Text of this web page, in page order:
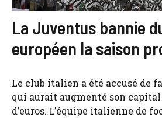
La Juventus bannie
européen la saison
Le club italien a été accusé de
qui aurait augmenté son
d’euros. L’équipe italienne de